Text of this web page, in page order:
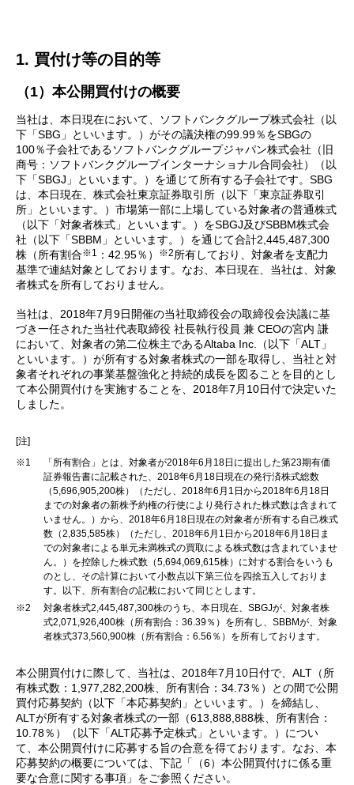
1. 買付け等の目的等
（1）本公開買付けの概要
当社は、本日現在において、ソフトバンクグループ株式会社（以
下「SBG」といいます。）がその議決権の99.99％をSBGの
100％子会社であるソフトバンクグループジャパン株式会社（旧
商号：ソフトバンクグループインターナショナル合同会社）（以
下「SBGJ」といいます。）を通じて所有する子会社です。SBG
は、本日現在、株式会社東京証券取引所（以下「東京証券取引
所」といいます。）市場第一部に上場している対象者の普通株式
（以下「対象者株式」といいます。）をSBGJ及びSBBM株式会
社（以下「SBBM」といいます。）を通じて合計2,445,487,300
株（所有割合※1 ：42.95％） ※2所有しており、対象者を支配力
基準で連結対象としております。なお、本日現在、当社は、対象
者株式を所有しておりません。
当社は、2018年7月9日開催の当社取締役会の取締役会決議に基
づき一任された当社代表取締役 社長執行役員 兼 CEOの宮内 謙
において、対象者の第二位株主であるAltaba Inc.（以下「ALT」
といいます。）が所有する対象者株式の一部を取得し、当社と対
象者それぞれの事業基盤強化と持続的成長を図ることを目的とし
て本公開買付けを実施することを、2018年7月10日付で決定いた
しました。
[注]
※1
「所有割合」とは、対象者が2018年6月18日に提出した第23期有価
証券報告書に記載された、2018年6月18日現在の発行済株式総数
（5,696,905,200株）（ただし、2018年6月1日から2018年6月18日
までの対象者の新株予約権の行使により発行された株式数は含まれて
いません。）から、2018年6月18日現在の対象者が所有する自己株式
数（2,835,585株）（ただし、2018年6月1日から2018年6月18日ま
での対象者による単元未満株式の買取による株式数は含まれていませ
ん。）を控除した株式数（5,694,069,615株）に対する割合をいうも
のとし、その計算において小数点以下第三位を四捨五入しておりま
す。以下、所有割合の記載において同じとします。
※2
対象者株式2,445,487,300株のうち、本日現在、SBGJが、対象者株
式2,071,926,400株（所有割合：36.39％）を所有し、SBBMが、対象
者株式373,560,900株（所有割合：6.56％）を所有しております。
本公開買付けに際して、当社は、2018年7月10日付で、ALT（所
有株式数：1,977,282,200株、所有割合：34.73％）との間で公開
買付応募契約（以下「本応募契約」といいます。）を締結し、
ALTが所有する対象者株式の一部（613,888,888株、所有割合：
10.78％）（以下「ALT応募予定株式」といいます。）につい
て、本公開買付けに応募する旨の合意を得ております。なお、本
応募契約の概要については、下記「（6）本公開買付けに係る重
要な合意に関する事項」をご参照ください。